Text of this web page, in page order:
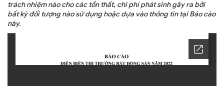
THÔNG TIN CÔNG BỐ
TRA CỨU VĂN BẢN
trách nhiệm nào cho các tổn thất, chi phí phát sinh gây ra bởi
bất kỳ đối tượng nào sử dụng hoặc dựa vào thông tin tại Báo cáo
này.